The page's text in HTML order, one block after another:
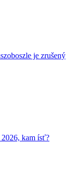
je zrušený
kam ísť?